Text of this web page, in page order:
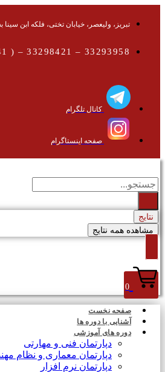
تبریز، ولیعصر، خیابان تختی، فلکه ابن
33293958 – 33298421 – ( 041)
کانال تلگرام
صفحه اینستاگرام
جستجو
...
نتایج
مشاهده همه نتایج
0
صفحه نخست
آشنایی با دوره ها
دوره های آموزشی
دپارتمان فنی و مهارتی
دپارتمان معماری و نظام
دپارتمان نرم افزار